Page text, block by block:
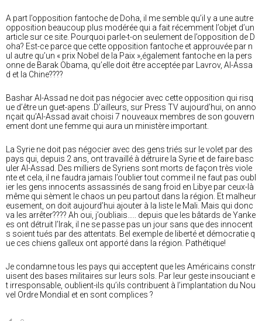
A part l’opposition fantoche de Doha, il me semble qu’il y a une autre
opposition beaucoup plus modérée qui a fait récemment l’objet d’un
article sur ce site. Pourquoi parle-t-on seulement de l’opposition de D
oha? Est-ce parce que cette opposition fantoche et approuvée par n
ul autre qu’un « prix Nobel de la Paix »,également fantoche en la pers
onne de Barak Obama, qu’elle doit être acceptée par Lavrov, Al-Assa
d et la Chine????
Bashar Al-Assad ne doit pas négocier avec cette opposition qui risq
ue d’être un guet-apens .D’ailleurs, sur Press TV aujourd’hui, on anno
nçait qu’Al-Assad avait choisi 7 nouveaux membres de son gouvern
ement dont une femme qui aura un ministère important.
La Syrie ne doit pas négocier avec des gens triés sur le volet par des
pays qui, depuis 2 ans, ont travaillé à détruire la Syrie et de faire basc
uler Al-Assad. Des milliers de Syriens sont morts de façon très viole
nte et cela, il ne faudra jamais l’oublier tout comme il ne faut pas oubl
ier les gens innocents assassinés de sang froid en Libye par ceux-là
même qui sèment le chaos un peu partout dans la région. Et malheur
eusement, on doit aujourd’hui ajouter à la liste le Mali. Mais qui donc
va les arrêter???? Ah oui, j’oubliais….. depuis que les bâtards de Yanke
es ont détruit l’Irak, il ne se passe pas un jour sans que des innocent
s soient tués par des attentats. Bel exemple de liberté et démocratie q
ue ces chiens galleux ont apporté dans la région. Pathétique!
Je condamne tous les pays qui acceptent que les Américains constr
uisent des bases militaires sur leurs sols. Par leur geste insouciant e
t irresponsable, oublient-ils qu’ils contribuent à l’implantation du Nou
vel Ordre Mondial et en sont complices ?